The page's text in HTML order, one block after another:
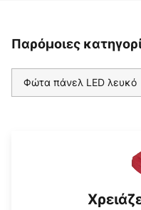
Παρόμοιες
Φώτα πάνελ LED λευκό